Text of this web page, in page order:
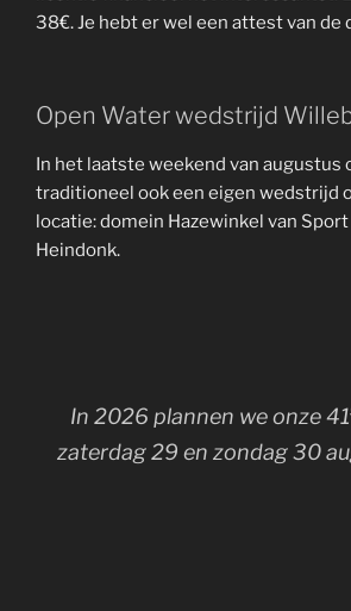
38€. Je hebt er wel een attest van de
Open Water wedstrijd
In het laatste weekend van augustus
traditioneel ook een eigen wedstrijd
locatie: domein Hazewinkel van
Heindonk.
In 2026 plannen we onze 41
zaterdag 29 en zondag 30